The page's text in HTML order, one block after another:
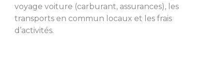
voyage voiture (carburant, assurances), les
transports en commun locaux et les frais
d’activités.